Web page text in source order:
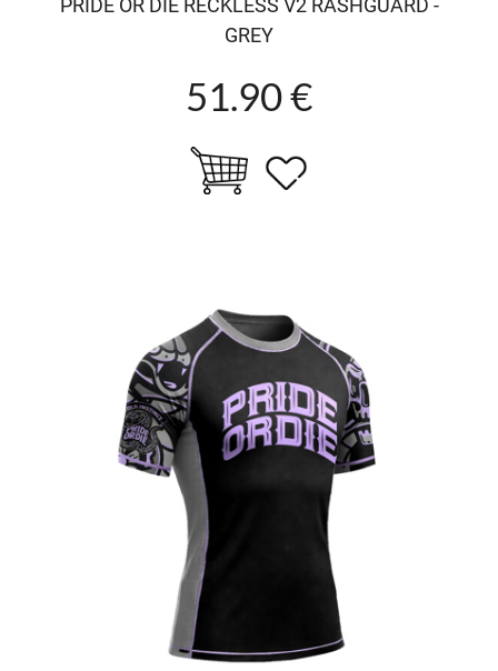
PRIDE OR DIE RECKLESS V2 RASHGUARD -
GREY
51.90 €